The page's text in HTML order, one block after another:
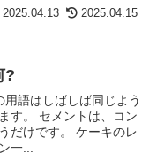
2025.04.13 2025.04.15
?
用語はしばしば同じよう
す。 セメントは、コン
だけです。 ケーキのレ
一...